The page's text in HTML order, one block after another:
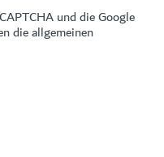
und die Google
die allgemeinen